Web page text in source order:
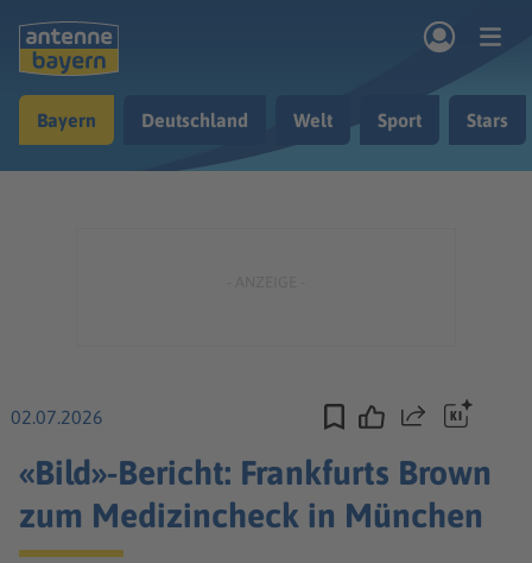
Musik & Radio
Bayern Deutschland Welt Sport Stars
02.07.2026 Teilen
«Bild»-Bericht: Frankfurts Brown
zum Medizincheck in München